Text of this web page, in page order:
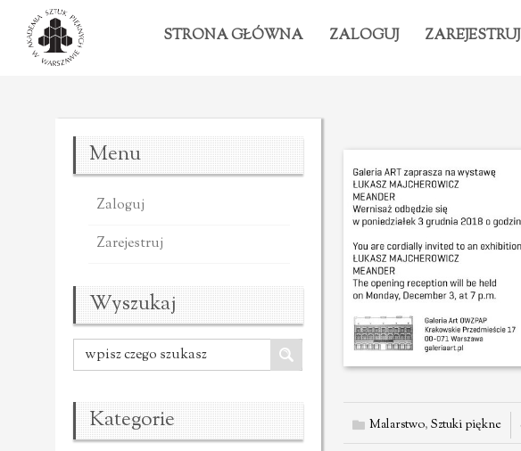
STRONA GŁÓWNA ZALOGUJ ZAREJESTRUJ
Menu
Zaloguj
Zarejestruj
Wyszukaj
Kategorie Malarstwo, Sztuki piękne